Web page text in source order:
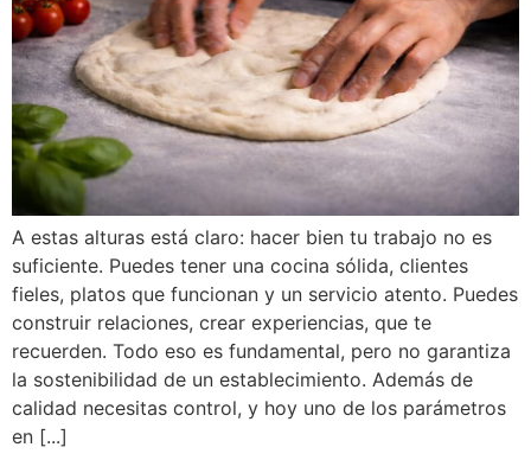
A estas alturas está claro: hacer bien tu trabajo no es
suficiente. Puedes tener una cocina sólida, clientes
fieles, platos que funcionan y un servicio atento. Puedes
construir relaciones, crear experiencias, que te
recuerden. Todo eso es fundamental, pero no garantiza
la sostenibilidad de un establecimiento. Además de
calidad necesitas control, y hoy uno de los parámetros
en [...]